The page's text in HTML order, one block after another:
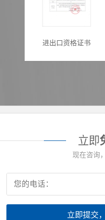
进出口资格证书
立即
现在咨询
立即提交